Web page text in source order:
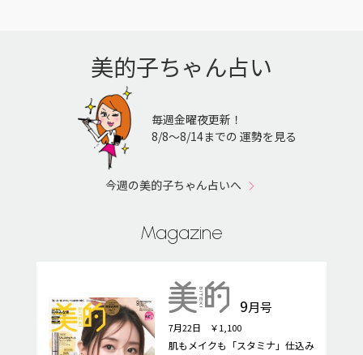
美的子ちゃん占い
毎週金曜夜更新！
8/8〜8/14までの 運勢を見る
今週の美的子ちゃん占いへ
Magazine
9月号
7月22日 ￥1,100
肌もメイクも「スタミナ」仕込み